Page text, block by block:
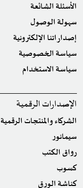
الأسئلة الشائعة
سهولة الوصول
إصداراتنا الإلكترونية
سياسة الخصوصية
سياسة الاستخدام
الإصدارات الرقمية
الشركاء والمنتجات الرقمية
سيمانور
رواق الكتب
كسوب
كناشة الورق